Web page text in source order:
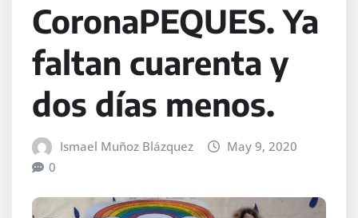
CoronaPEQUES. Ya
faltan cuarenta y
dos días menos.
Ismael Muñoz Blázquez
May 9, 2020
0